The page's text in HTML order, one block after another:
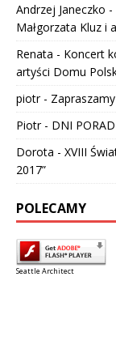
Andrzej Janeczko -
Małgorzata Kluz i
Renata - Koncert
artyści Domu
piotr-
Piotr- DNI
Dorota - XVIII
2017”
POLECAMY
Seattle Architect